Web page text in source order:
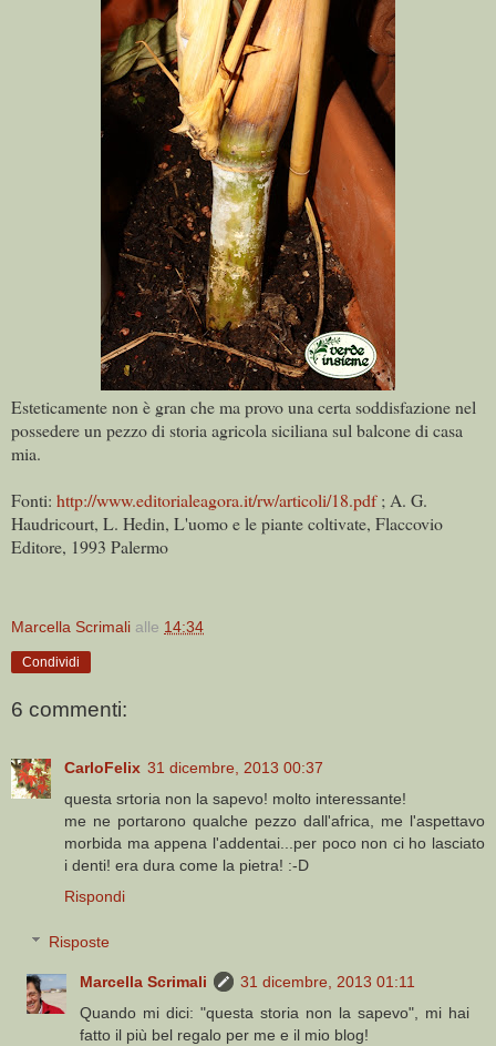
Esteticamente non è gran che ma provo una certa soddisfazione nel
possedere un pezzo di storia agricola siciliana sul balcone di casa
mia.
Fonti: http://www.editorialeagora.it/rw/articoli/18.pdf; A. G.
Haudricourt, L. Hedin, L'uomo e le piante coltivate, Flaccovio
Editore, 1993 Palermo
Marcella Scrimali alle 14:34
Condividi
6 commenti:
CarloFelix 31 dicembre, 2013 00:37
questa srtoria non la sapevo! molto interessante!
me ne portarono qualche pezzo dall'africa, me l'aspettavo
morbida ma appena l'addentai...per poco non ci ho lasciato
i denti! era dura come la pietra! :-D
Rispondi
Risposte
Marcella Scrimali
31 dicembre, 2013 01:11
Quando mi dici: "questa storia non la sapevo", mi hai
fatto il più bel regalo per me e il mio blog!